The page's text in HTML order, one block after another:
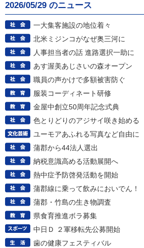
2026/05/29 のニュース
一大集客施設の地位着々
北米ミジンコがなぜ奥三河に
人事担当者の話 進路選択一助に
あす渥美あじさいの森オープン
職員の声かけで多額被害防ぐ
服装コーディネート研修
金屋中創立50周年記念式典
色とりどりのアジサイ咲き始める
ユーモアあふれる写真など自由に
蒲郡から44法人選出
納税意識高める活動展開へ
熱中症予防啓発活動を開始
蒲郡線に乗って飲みにおいでん！
蒲郡・竹島の生き物調査
県食育推進ボラ募集
中日Ｄ ２軍移転先公募開始
歯の健康フェスティバル